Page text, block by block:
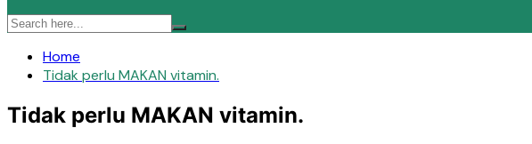
Home
Tidak perlu MAKAN vitamin.
Tidak perlu MAKAN vitamin.